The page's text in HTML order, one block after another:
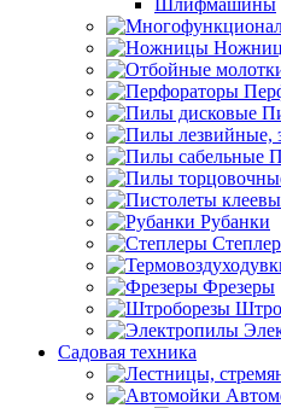
Шлифмашины
Рубанки
Фрезеры
Садовая техника